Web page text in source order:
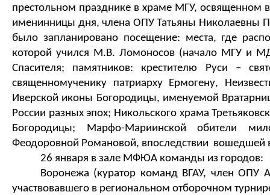
престольном празднике в храме МГУ, освященном
именинницы дня, члена ОПУ Татьяны Николаевны
было запланировано посещение: места, где
которой учился М.В. Ломоносов (начало МГУ и
Спасителя; памятников: крестителю Руси –
священномученику патриарху Ермогену,
Иверской иконы Богородицы, именуемой
России разных эпох; Никольского храма
Богородицы; Марфо-Мариинской обители
Феодоровной Романовой, впоследствии вошедшей
26 января в зале МФЮА команды из городов:
Воронежа (куратор команд ВГАУ, член ОПУ А
участвовавшего в региональном отборочном